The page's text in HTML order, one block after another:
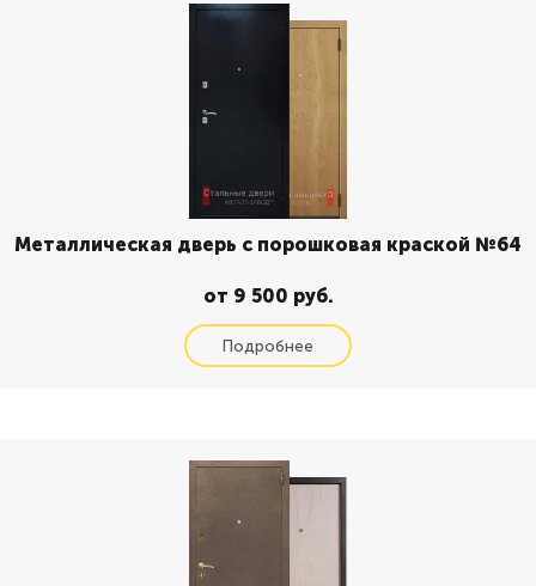
Металлическая дверь с порошковая краской №64
от 9 500 руб.